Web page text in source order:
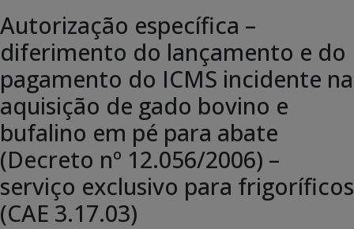
Autorização específica –
diferimento do lançamento e do
pagamento do ICMS incidente na
aquisição de gado bovino e
bufalino em pé para abate
(Decreto nº 12.056/2006) –
serviço exclusivo para frigoríficos
(CAE 3.17.03)